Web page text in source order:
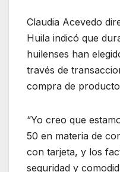
Claudia Acevedo
Huila indicó que
huilenses han
través de
compra de
“Yo creo que
50 en materia de
con tarjeta, y los
seguridad y